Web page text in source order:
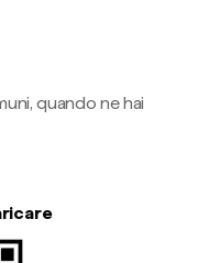
quando ne hai